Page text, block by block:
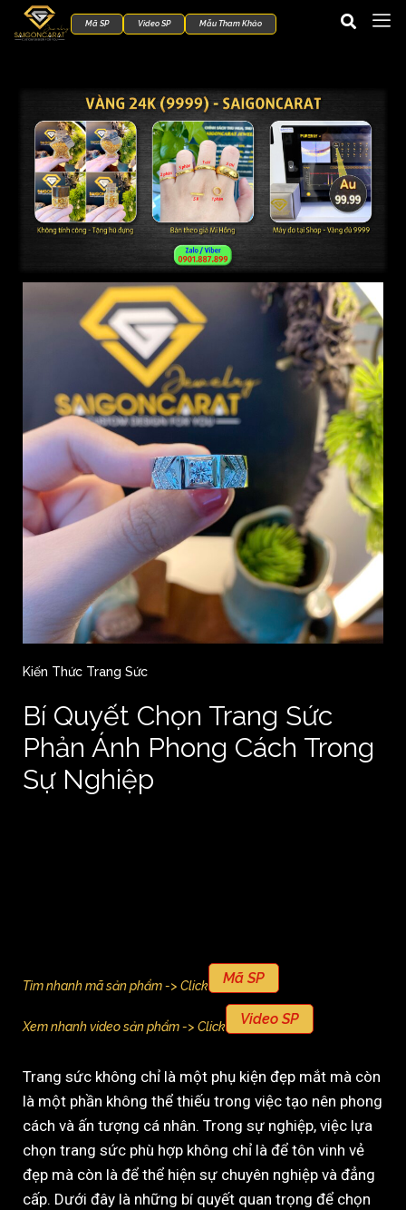
Mã SP Video SP Mẫu Tham Khảo
Kiến Thức Trang Sức
Bí Quyết Chọn Trang Sức
Phản Ánh Phong Cách Trong
Sự Nghiệp
Tìm nhanh mã sản phẩm -> Click Mã SP
Xem nhanh video sản phẩm -> Click Video SP
Trang sức không chỉ là một phụ kiện đẹp mắt mà còn
là một phần không thể thiếu trong việc tạo nên phong
cách và ấn tượng cá nhân. Trong sự nghiệp, việc lựa
chọn trang sức phù hợp không chỉ là để tôn vinh vẻ
đẹp mà còn là để thể hiện sự chuyên nghiệp và đẳng
cấp. Dưới đây là những bí quyết quan trọng để chọn